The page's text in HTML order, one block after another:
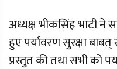
अध्यक्ष भीकसिंह भाटी ने
हुए पर्यावरण सुरक्षा
प्रस्तुत की तथा सभी को